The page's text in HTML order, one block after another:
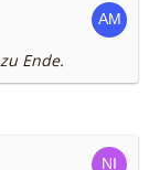
Ende.